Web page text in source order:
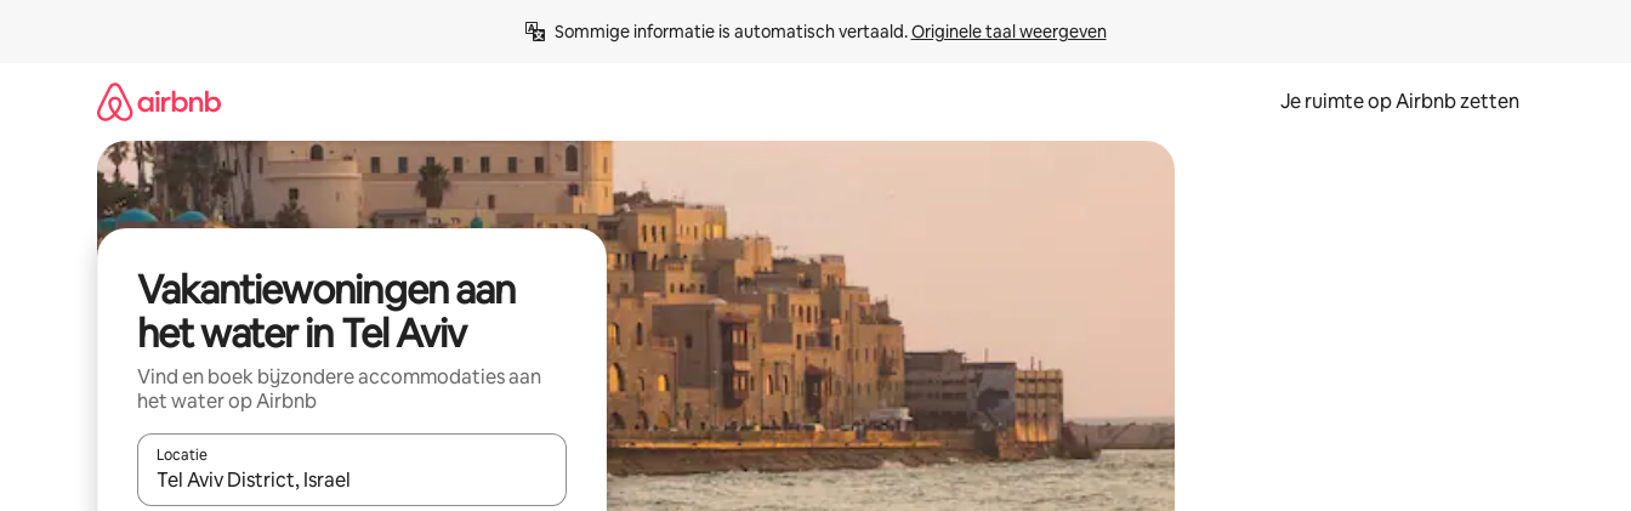
Sommige informatie is automatisch vertaald. Originele taal weergeven
Je ruimte op Airbnb zetten
Vakantiewoningen aan
het water in Tel Aviv
Vind en boek bijzondere accommodaties aan
het water op Airbnb
Locatie
Wanneer er suggesties beschikbaar zijn, maak je een keuze met je de pijltjestoetsen omhoog en omlaag, óf door te tikken of swipen.